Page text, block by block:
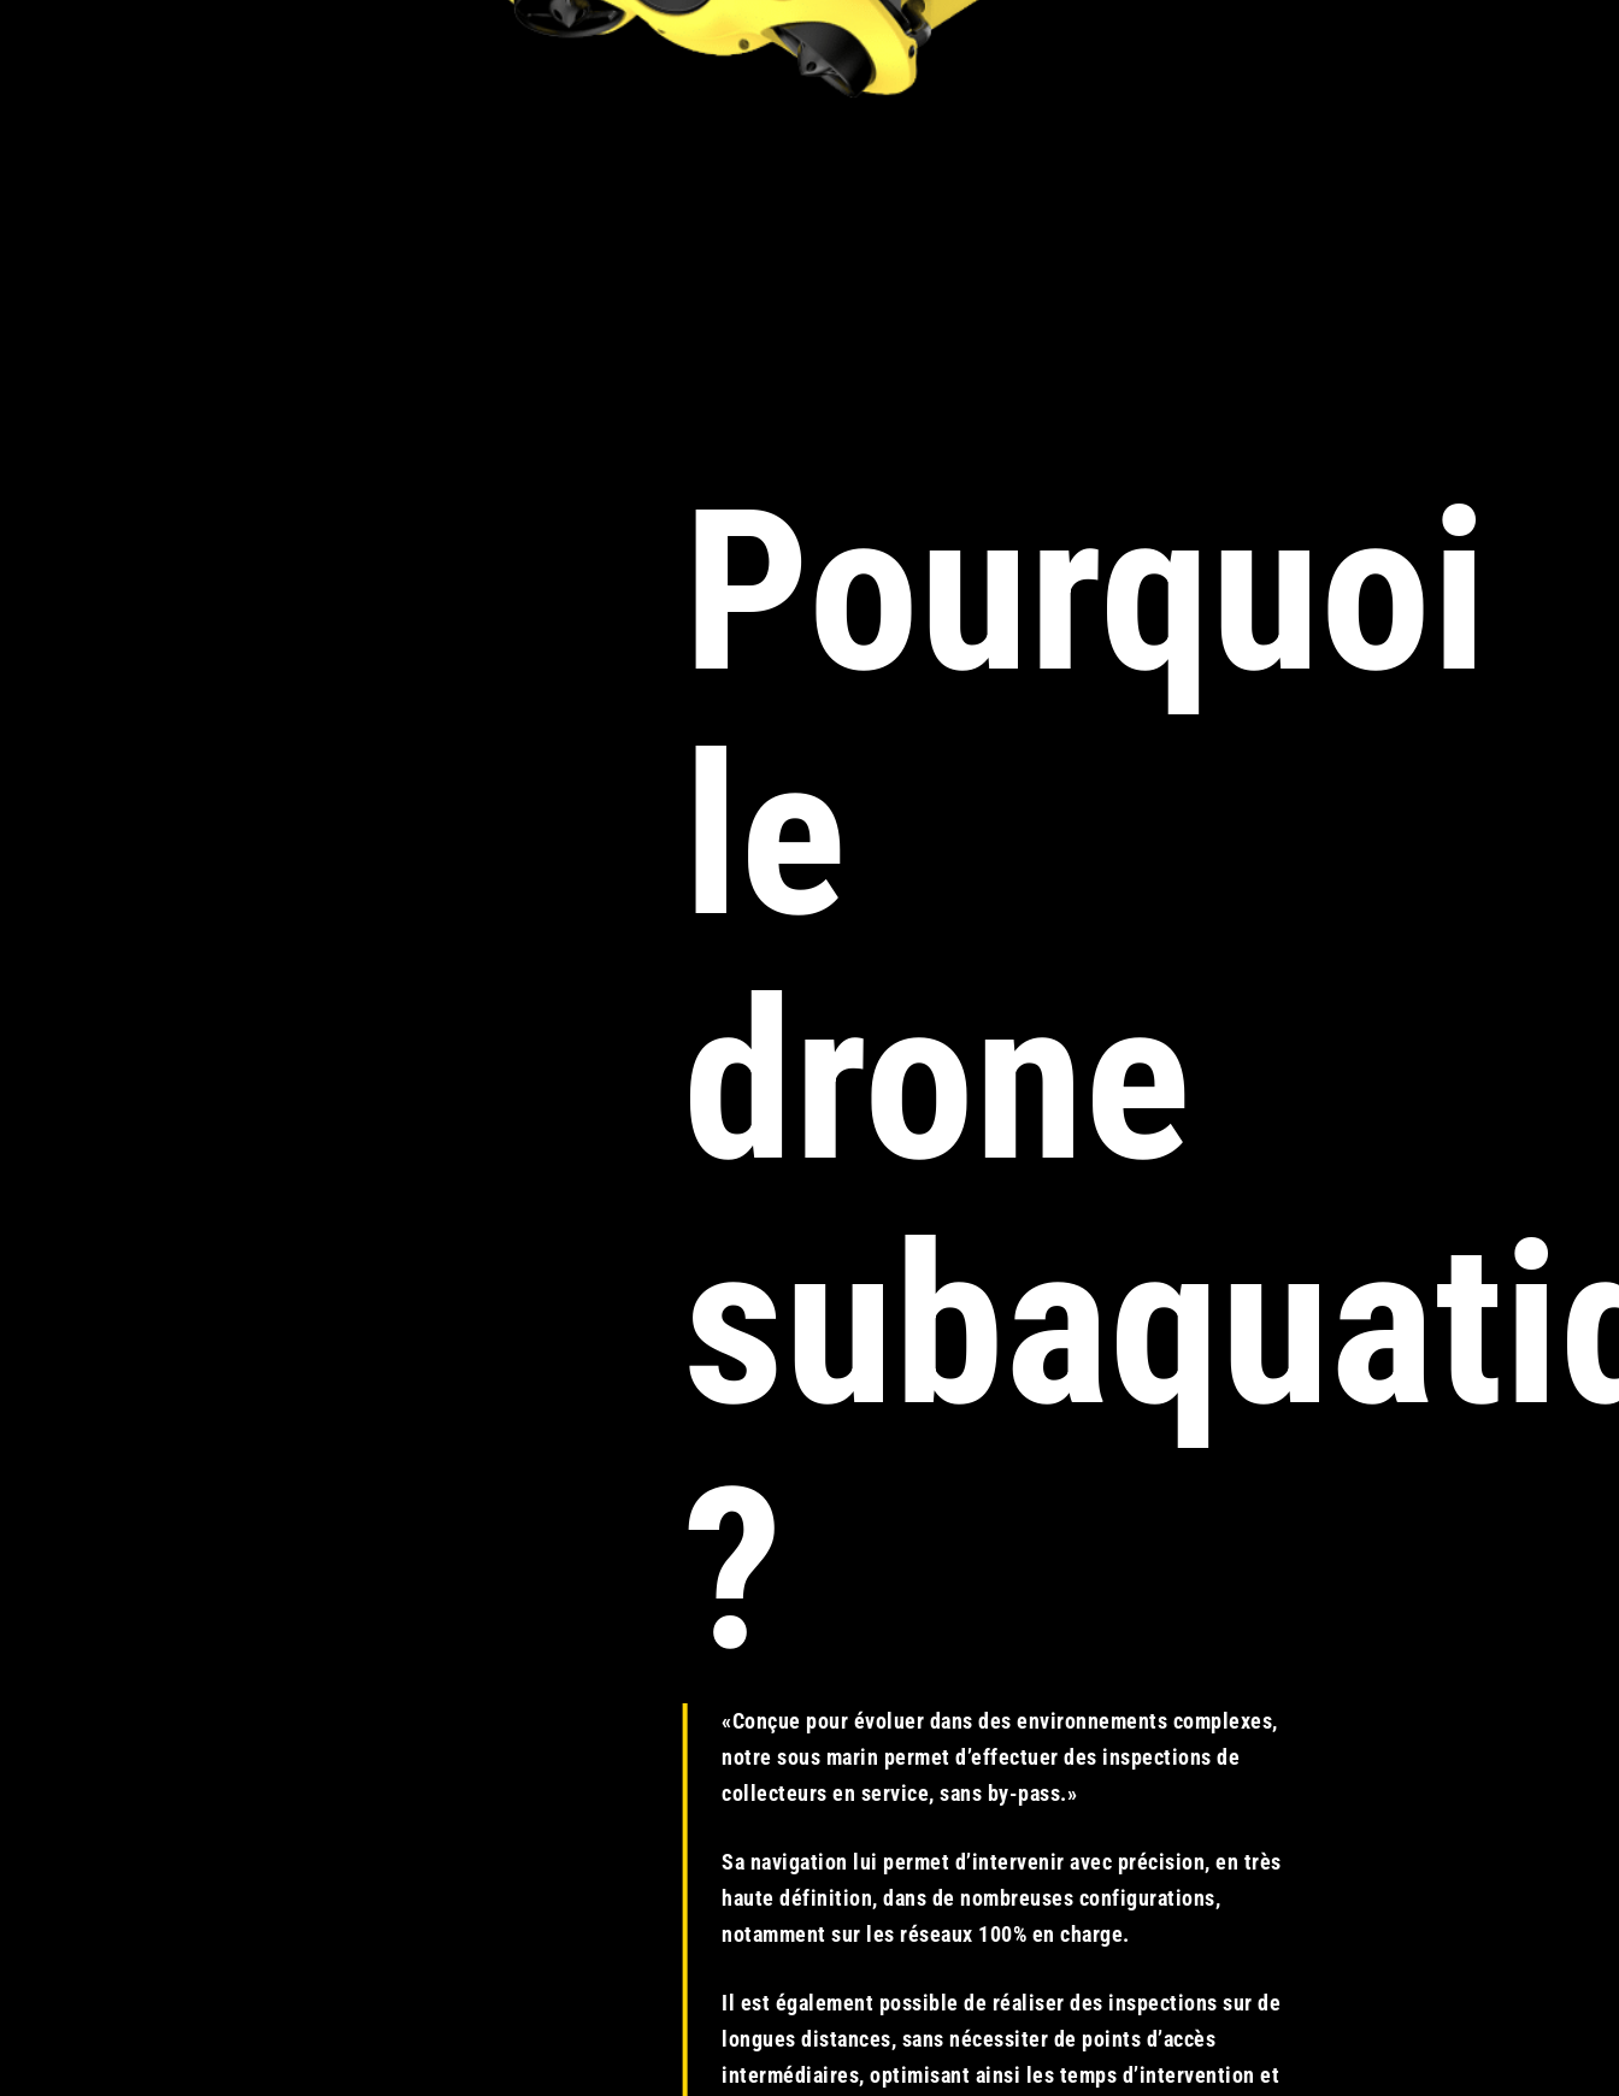
Pourquoi
le
drone
?
«Conçue pour évoluer dans des environnements complexes,
notre sous marin permet d’effectuer des inspections de
collecteurs en service, sans by-pass.»
Sa navigation lui permet d’intervenir avec précision, en très
haute définition, dans de nombreuses configurations,
notamment sur les réseaux 100% en charge.
Il est également possible de réaliser des inspections sur de
longues distances, sans nécessiter de points d’accès
intermédiaires, optimisant ainsi les temps d’intervention et